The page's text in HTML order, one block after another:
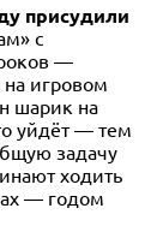
присудили
с
—
игровом
шарик на
уйдёт — тем
задачу
ходить
— годом